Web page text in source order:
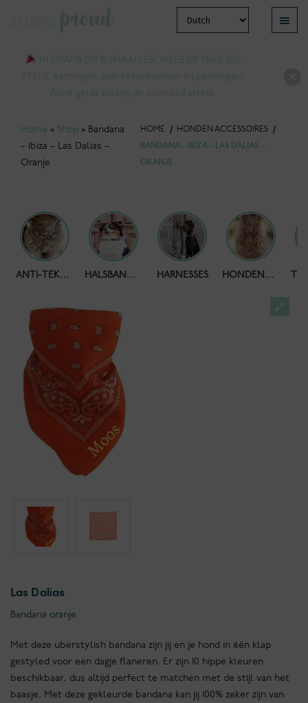
door
naar
Menu
Home » Shop » Bandana
– Ibiza – Las Dalias –
Oranje
HOME / HONDEN ACCESSOIRES /
BANDANA – IBIZA – LAS DALIAS –
ORANJE
ANTI-TEKENBAND HALSBANDEN HARNESSES HONDENKETTING
Las Dalias
Bandana oranje
Met deze uberstylish bandana zijn jij en je hond in één klap
gestyled voor een dagje flaneren. Er zijn 10 hippe kleuren
beschikbaar, dus altijd perfect te matchen met de stijl van het
baasje. Met deze gekleurde bandana kan jij 100% zeker zijn van